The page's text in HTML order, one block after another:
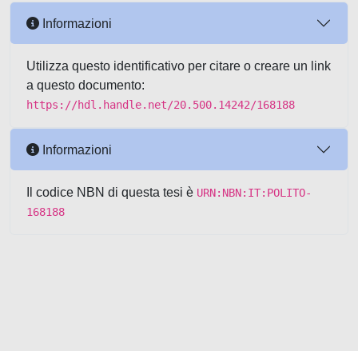
Informazioni
Utilizza questo identificativo per citare o creare un link
a questo documento:
https://hdl.handle.net/20.500.14242/168188
Informazioni
Il codice NBN di questa tesi è URN:NBN:IT:POLITO-
168188